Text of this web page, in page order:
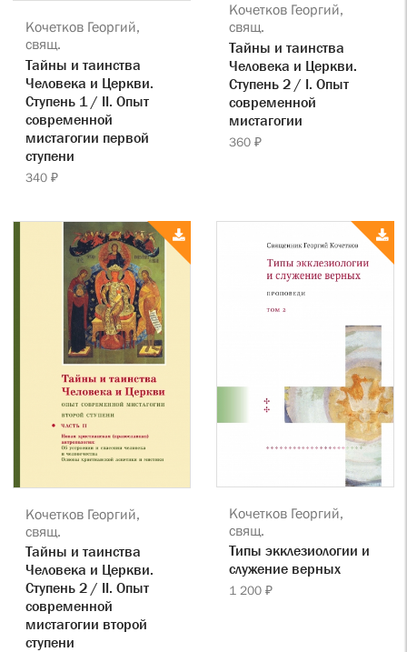
Кочетков Георгий,
свящ.
Тайны и таинства
Человека и Церкви.
Ступень 1 / II. Опыт
современной
мистагогии первой
ступени
340 ₽
Кочетков Георгий,
свящ.
Тайны и таинства
Человека и Церкви.
Ступень 2 / I. Опыт
современной
мистагогии
360 ₽
Кочетков Георгий,
свящ.
Тайны и таинства
Человека и Церкви.
Ступень 2 / II. Опыт
современной
мистагогии второй
ступени
Кочетков Георгий,
свящ.
Типы экклезиологии и
служение верных
1 200 ₽